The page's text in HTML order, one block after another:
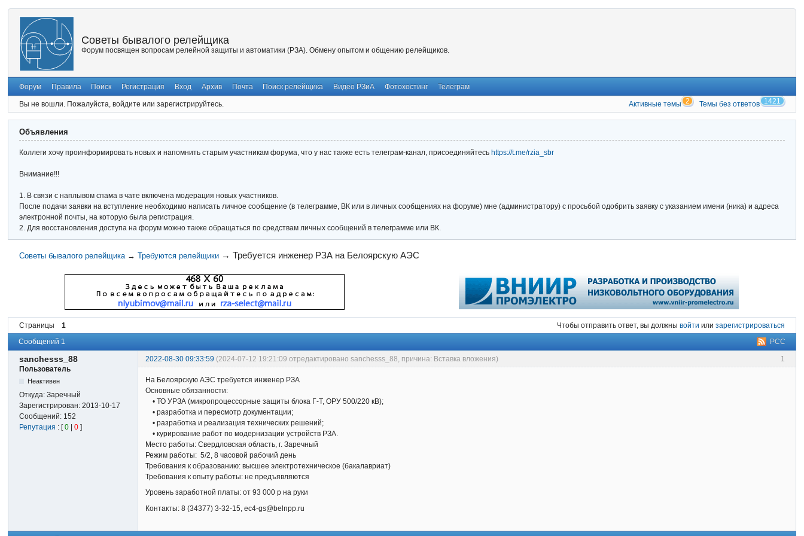
Советы бывалого релейщика
Форум посвящен вопросам релейной защиты и автоматики (РЗА). Обмену опытом и общению релейщиков.
Форум Правила Поиск Регистрация Вход Архив Почта Поиск релейщика Видео РЗиА Фотохостинг Телеграм
Вы не вошли. Пожалуйста, войдите или зарегистрируйтесь. Активные темы 2 Темы без ответов 1421
Объявления
Коллеги хочу проинформировать новых и напомнить старым участникам форума, что у нас также есть телеграм-канал, присоединяйтесь https://t.me/rzia_sbr
Внимание!!!
1. В связи с наплывом спама в чате включена модерация новых участников.
После подачи заявки на вступление необходимо написать личное сообщение (в телеграмме, ВК или в личных сообщениях на форуме) мне (администратору) с просьбой одобрить заявку с указанием имени (ника) и адреса
электронной почты, на которую была регистрация.
2. Для восстановления доступа на форум можно также обращаться по средствам личных сообщений в телеграмме или ВК.
Советы бывалого релейщика → Требуются релейщики → Требуется инженер РЗА на Белоярскую АЭС
Страницы 1 Чтобы отправить ответ, вы должны войти или зарегистрироваться
РСС
Сообщений 1
1
sanchesss_88 2022-08-30 09:33:59 (2024-07-12 19:21:09 отредактировано sanchesss_88, причина: Вставка вложения)
Пользователь
Неактивен
Откуда:Заречный
Зарегистрирован:2013-10-17
Сообщений: 152
Репутация : [0 |0 ]
На Белоярскую АЭС требуется инженер РЗА
Основные обязанности:
• ТО УРЗА (микропроцессорные защиты блока Г-Т, ОРУ 500/220 кВ);
• разработка и пересмотр документации;
• разработка и реализация технических решений;
• курирование работ по модернизации устройств РЗА.
Место работы: Свердловская область, г. Заречный
Режим работы: 5/2, 8 часовой рабочий день
Требования к образованию: высшее электротехническое (бакалавриат)
Требования к опыту работы: не предъявляются
Уровень заработной платы: от 93 000 р на руки
Контакты: 8 (34377) 3-32-15, ec4-gs@belnpp.ru